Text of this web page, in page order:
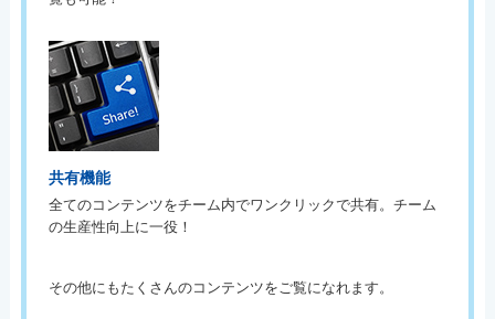
共有機能
全てのコンテンツをチーム内でワンクリックで共有。チーム
の生産性向上に一役！
その他にもたくさんのコンテンツをご覧になれます。